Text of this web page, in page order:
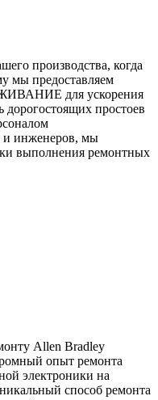
производства, когда
мы предоставляем
для ускорения
дорогостоящих простоев
и инженеров, мы
выполнения ремонтных
Allen Bradley
опыт ремонта
электроники на
способ ремонта